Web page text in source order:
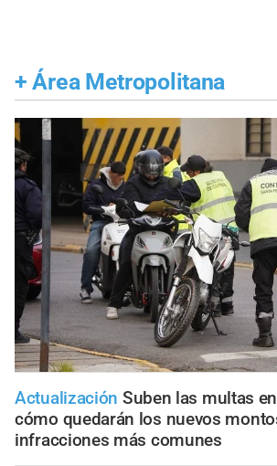
+ Área Metropolitana
Actualización Suben las multas
cómo quedarán los nuevos
infracciones más comunes